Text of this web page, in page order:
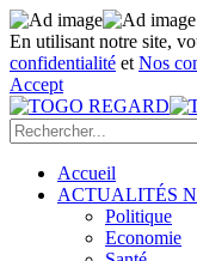
En utilisant notre site,
confidentialité et Nos
Accept
Accueil
ACTUALITÉS
Politique
Economie